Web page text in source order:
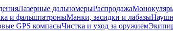
Лазерные дальномерыРаспродажа
и фальшпатроныМанки, засидки и лабазы
GPS компасыЧистка и уход за оружием